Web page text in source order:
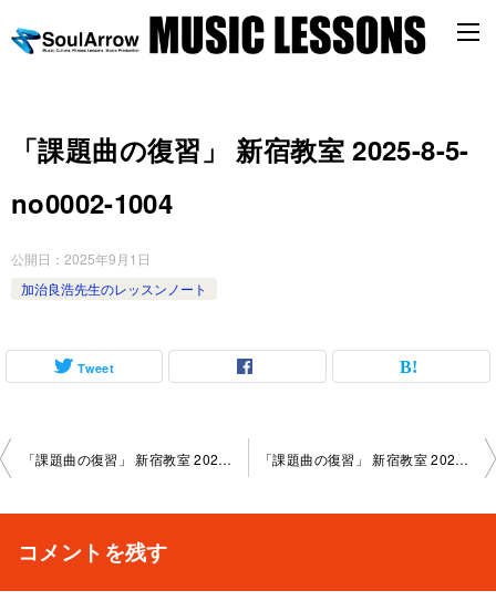
「課題曲の復習」 新宿教室 2025-8-5-
no0002-1004
公開日： 2025年9月1日
加治良浩先生のレッスンノート
Tweet
投
ビ
「課題曲の復習」 新宿教室 2025-7-8-no0002-1117 「課題曲の復習」 新宿教室 2025-8-5-no0002-1052
コメントを残す